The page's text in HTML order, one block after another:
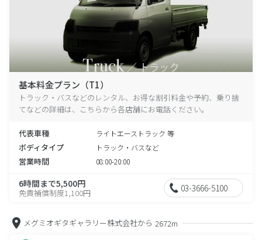
基本料金プラン（T1）
トラック・バスなどのレンタル、お得な割引料金や予約、乗り捨
てなどの詳細は、こちらから各店舗にお電話ください。
代表車種 ライトエーストラック 等
ボディタイプ トラック・バスなど
営業時間 08:00-20:00
6時間まで5,500円
免責補償制度1,100円 03-3666-5100
メグミオギタギャラリー株式会社から 2672m